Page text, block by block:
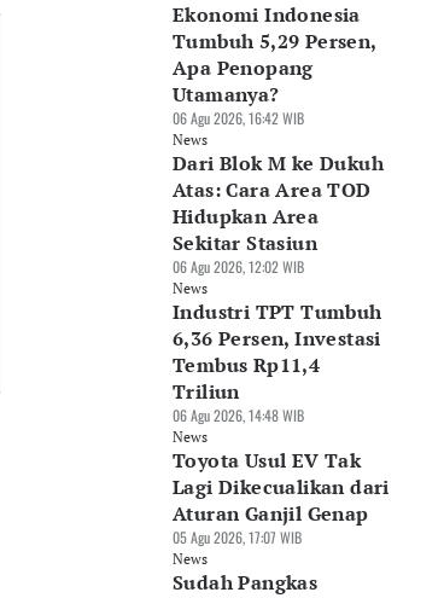
Ekonomi Indonesia
Tumbuh 5,29 Persen,
Apa Penopang
Utamanya?
06 Agu 2026, 16:42 WIB
News
Dari Blok M ke Dukuh
Atas: Cara Area TOD
Hidupkan Area
Sekitar Stasiun
06 Agu 2026, 12:02 WIB
News
Industri TPT Tumbuh
6,36 Persen, Investasi
Tembus Rp11,4
Triliun
06 Agu 2026, 14:48 WIB
News
Toyota Usul EV Tak
Lagi Dikecualikan dari
Aturan Ganjil Genap
05 Agu 2026, 17:07 WIB
News
Sudah Pangkas